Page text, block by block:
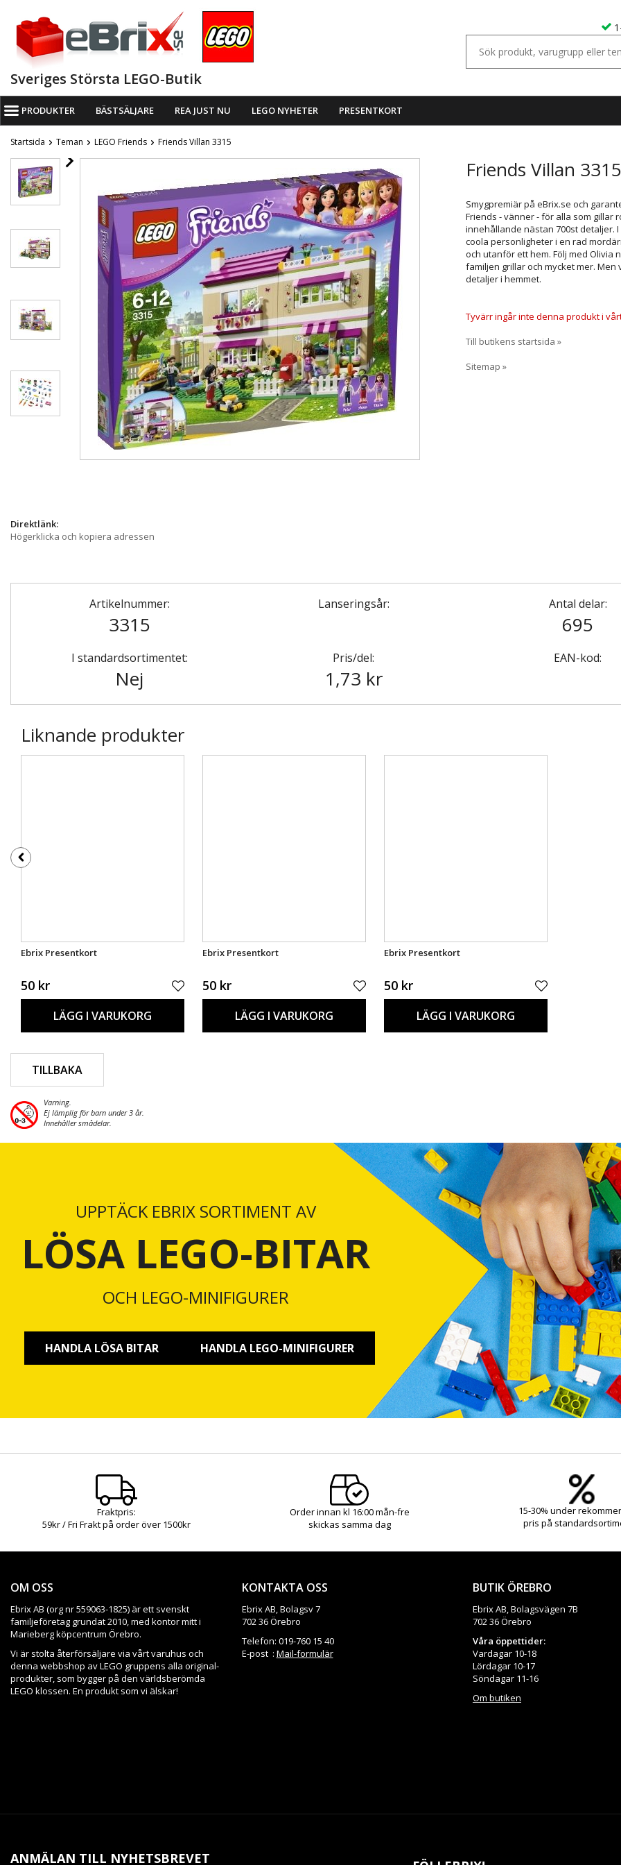
Sveriges Största LEGO-Butik
PRODUKTER BÄSTSÄLJARE REA JUST NU LEGO NYHETER PRESENTKORT
Startsida Teman LEGO Friends Friends Villan 3315
Friends Villan 3315
Smygpremiär på eBrix.se och
Friends - vänner - för alla som gillar
innehållande nästan 700st detaljer.
coola personligheter i en rad
och utanför ett hem. Följ med Olivia
familjen grillar och mycket mer.
detaljer i hemmet.
Tyvärr ingår inte denna produkt i
Till butikens startsida »
Sitemap »
Direktlänk:
Högerklicka och kopiera adressen
Artikelnummer:
3315
Lanseringsår: Antal delar:
695
I standardsortimentet:
Nej
Pris/del:
1,73 kr
EAN-kod:
Liknande produkter
Ebrix Presentkort
50 kr
LÄGG I VARUKORG
Ebrix Presentkort
50 kr
LÄGG I VARUKORG
Ebrix Presentkort
50 kr
LÄGG I VARUKORG
TILLBAKA
Varning.
Ej lämplig för barn under 3 år.
Innehåller smådelar.
UPPTÄCK EBRIX SORTIMENT AV
LÖSA LEGO-BITAR
OCH LEGO-MINIFIGURER
HANDLA LÖSA BITAR HANDLA LEGO-MINIFIGURER
Fraktpris:
59kr / Fri Frakt på order över 1500kr
Order innan kl 16:00 mån-fre
skickas samma dag
15-30% under
pris på
OM OSS
Ebrix AB (org nr 559063-1825) är ett svenskt
familjeföretag grundat 2010, med kontor mitt i
Marieberg köpcentrum Örebro.
Vi är stolta återförsäljare via vårt varuhus och
denna webbshop av LEGO gruppens alla original-
produkter, som bygger på den världsberömda
LEGO klossen. En produkt som vi älskar!
KONTAKTA OSS
Ebrix AB, Bolagsv 7
702 36 Örebro
Telefon: 019-760 15 40
E-post : Mail-formulär
BUTIK ÖREBRO
Ebrix AB, Bolagsvägen 7B
702 36 Örebro
Våra öppettider:
Vardagar 10-18
Lördagar 10-17
Söndagar 11-16
Om butiken
ANMÄLAN TILL NYHETSBREVET